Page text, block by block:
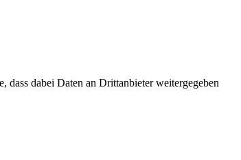
dabei Daten an Drittanbieter weitergegeben